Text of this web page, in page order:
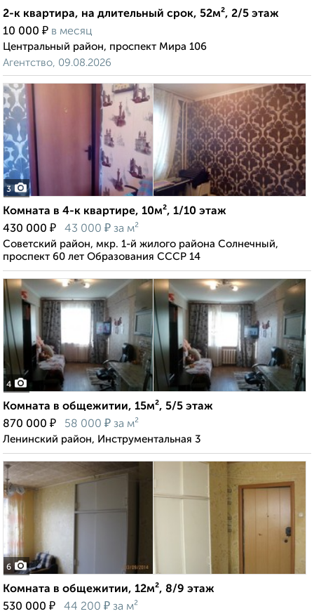
2-к квартира, на длительный срок, 52м², 2/5 этаж
10 000 ₽ в месяц
Центральный район, проспект Мира 106
Агентство, 09.08.2026
3
Комната в 4-к квартире, 10м², 1/10 этаж
430 000 ₽ 43 000 ₽ за м²
Советский район, мкр. 1-й жилого района Солнечный,
проспект 60 лет Образования СССР 14
4
Комната в общежитии, 15м², 5/5 этаж
870 000 ₽ 58 000 ₽ за м²
Ленинский район, Инструментальная 3
6
Комната в общежитии, 12м², 8/9 этаж
530 000 ₽ 44 200 ₽ за м²